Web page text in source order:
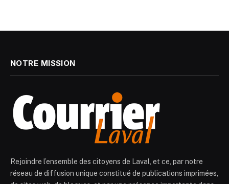
NOTRE MISSION
Rejoindre l’ensemble des citoyens de Laval, et ce, par notre
réseau de diffusion unique constitué de publications imprimées,